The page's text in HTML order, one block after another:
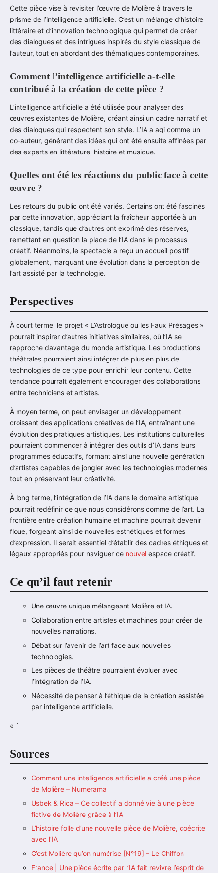
Cette pièce vise à revisiter l’œuvre de Molière à travers le
prisme de l’intelligence artificielle. C’est un mélange d’histoire
littéraire et d’innovation technologique qui permet de créer
des dialogues et des intrigues inspirés du style classique de
l’auteur, tout en abordant des thématiques contemporaines.
Comment l’intelligence artificielle a-t-elle
contribué à la création de cette pièce ?
L’intelligence artificielle a été utilisée pour analyser des
œuvres existantes de Molière, créant ainsi un cadre narratif et
des dialogues qui respectent son style. L’IA a agi comme un
co-auteur, générant des idées qui ont été ensuite affinées par
des experts en littérature, histoire et musique.
Quelles ont été les réactions du public face à cette
œuvre ?
Les retours du public ont été variés. Certains ont été fascinés
par cette innovation, appréciant la fraîcheur apportée à un
classique, tandis que d’autres ont exprimé des réserves,
remettant en question la place de l’IA dans le processus
créatif. Néanmoins, le spectacle a reçu un accueil positif
globalement, marquant une évolution dans la perception de
l’art assisté par la technologie.
Perspectives
À court terme, le projet « L’Astrologue ou les Faux Présages »
pourrait inspirer d’autres initiatives similaires, où l’IA se
rapproche davantage du monde artistique. Les productions
théâtrales pourraient ainsi intégrer de plus en plus de
technologies de ce type pour enrichir leur contenu. Cette
tendance pourrait également encourager des collaborations
entre techniciens et artistes.
À moyen terme, on peut envisager un développement
croissant des applications créatives de l’IA, entraînant une
évolution des pratiques artistiques. Les institutions culturelles
pourraient commencer à intégrer des outils d’IA dans leurs
programmes éducatifs, formant ainsi une nouvelle génération
d’artistes capables de jongler avec les technologies modernes
tout en préservant leur créativité.
À long terme, l’intégration de l’IA dans le domaine artistique
pourrait redéfinir ce que nous considérons comme de l’art. La
frontière entre création humaine et machine pourrait devenir
floue, forgeant ainsi de nouvelles esthétiques et formes
d’expression. Il serait essentiel d’établir des cadres éthiques et
légaux appropriés pour naviguer ce nouvel espace créatif.
Ce qu’il faut retenir
Une œuvre unique mélangeant Molière et IA.
Collaboration entre artistes et machines pour créer de
nouvelles narrations.
Débat sur l’avenir de l’art face aux nouvelles
technologies.
Les pièces de théâtre pourraient évoluer avec
l’intégration de l’IA.
Nécessité de penser à l’éthique de la création assistée
par intelligence artificielle.
« `
Sources
Comment une intelligence artificielle a créé une pièce
de Molière – Numerama
Usbek & Rica – Ce collectif a donné vie à une pièce
fictive de Molière grâce à l’IA
L’histoire folle d’une nouvelle pièce de Molière, coécrite
avec l’IA
C’est Molière qu’on numérise [N°19] – Le Chiffon
France | Une pièce écrite par l’IA fait revivre l’esprit de